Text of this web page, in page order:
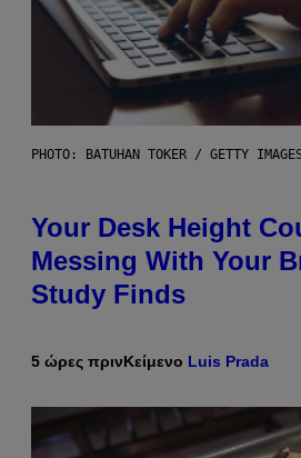
PHOTO: BATUHAN TOKER / GETTY
Your Desk Height
Messing With Your
Study Finds
5 ώρες πρινΚείμενο Luis Prada